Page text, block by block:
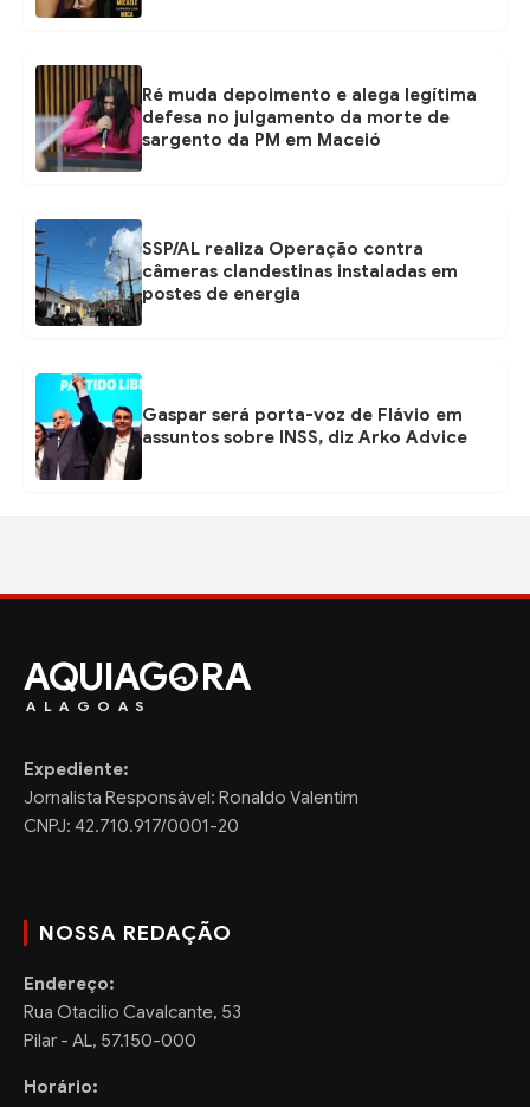
Ré muda depoimento e alega legítima
defesa no julgamento da morte de
sargento da PM em Maceió
SSP/AL realiza Operação contra
câmeras clandestinas instaladas em
postes de energia
Gaspar será porta-voz de Flávio em
assuntos sobre INSS, diz Arko Advice
AQUIAG RA
ALAGOAS
Expediente:
Jornalista Responsável: Ronaldo Valentim
CNPJ: 42.710.917/0001-20
NOSSA REDAÇÃO
Endereço:
Rua Otacilio Cavalcante, 53
Pilar - AL, 57.150-000
Horário: